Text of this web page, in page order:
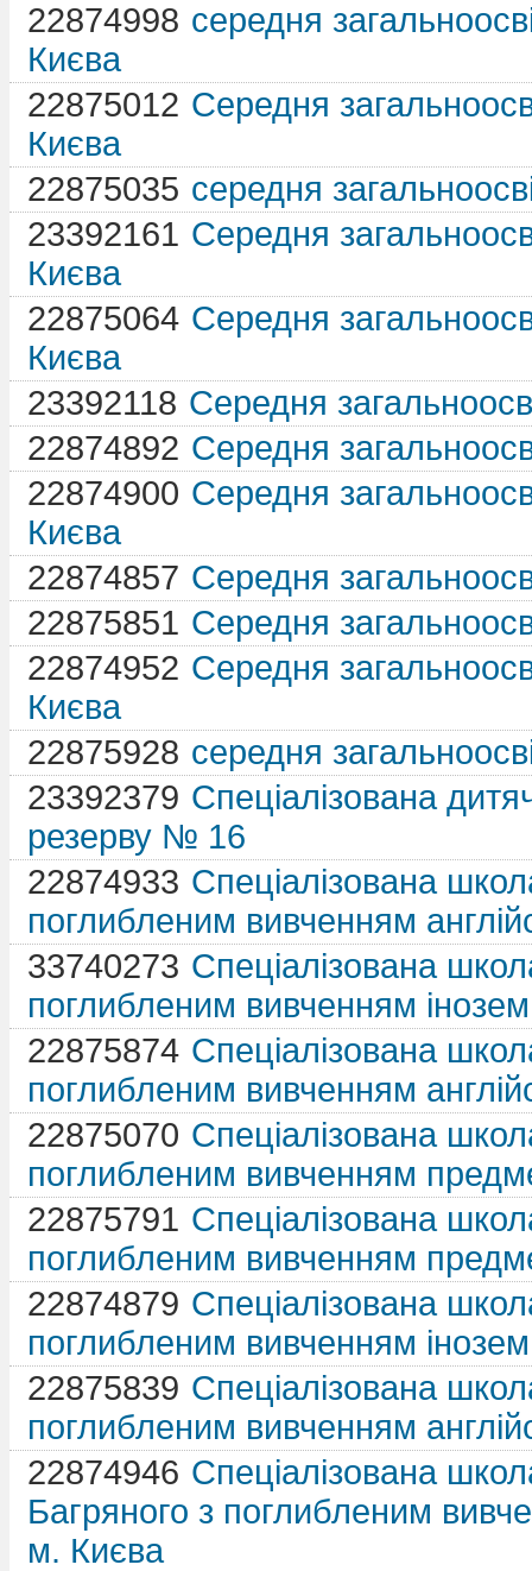
22874998 середня
Києва
22875012 Середня
Києва
22875035 середня
23392161 Середня
Києва
22875064 Середня
Києва
23392118 Середня
22874892 Середня
22874900 Середня
Києва
22874857 Середня
22875851 Середня
22874952 Середня
Києва
22875928 середня
23392379 Спеціалізована
резерву № 16
22874933 Спеціалізована
поглибленим вивченням
33740273 Спеціалізована
поглибленим вивченням
22875874 Спеціалізована
поглибленим вивченням
22875070 Спеціалізована
поглибленим вивченням
22875791 Спеціалізована
поглибленим вивченням
22874879 Спеціалізована
поглибленим вивченням
22875839 Спеціалізована
поглибленим вивченням
22874946 Спеціалізована
Багряного з поглибленим
м. Києва